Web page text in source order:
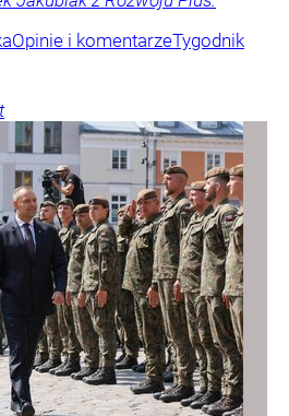
Opinie i komentarzeTygodnik